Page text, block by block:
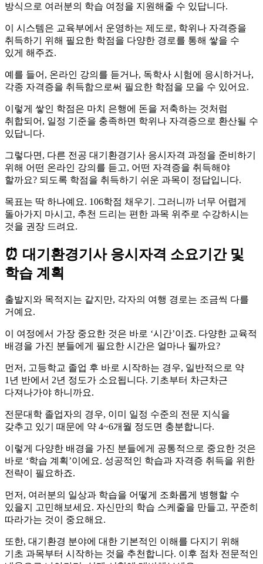
방식으로 여러분의 학습 여정을 지원해줄 수 있답니다.
이 시스템은 교육부에서 운영하는 제도로, 학위나 자격증을
취득하기 위해 필요한 학점을 다양한 경로를 통해 쌓을 수
있게 해주죠.
예를 들어, 온라인 강의를 듣거나, 독학사 시험에 응시하거나,
각종 자격증을 취득함으로써 필요한 학점을 모을 수 있어요.
이렇게 쌓인 학점은 마치 은행에 돈을 저축하는 것처럼
취합되어, 일정 기준을 충족하면 학위나 자격증으로 환산될 수
있답니다.
그렇다면, 다른 전공 대기환경기사 응시자격 과정을 준비하기
위해 어떤 온라인 강의를 듣고, 어떤 자격증을 취득해야
할까요? 되도록 학점을 취득하기 쉬운 과목이 정답입니다.
목표는 딱 하나예요. 106학점 채우기. 그러니까 너무 어렵게
돌아가지 마시고, 추천 드리는 편한 과목 위주로 수강하시는
것을 권장 드려요.
⏰ 대기환경기사 응시자격 소요기간 및
학습 계획
출발지와 목적지는 같지만, 각자의 여행 경로는 조금씩 다를
거예요.
이 여정에서 가장 중요한 것은 바로 ‘시간’이죠. 다양한 교육적
배경을 가진 분들에게 필요한 시간은 얼마나 될까요?
먼저, 고등학교 졸업 후 바로 시작하는 경우, 일반적으로 약
1년 반에서 2년 정도가 소요됩니다. 기초부터 차근차근
다져나가야 하니까요.
전문대학 졸업자의 경우, 이미 일정 수준의 전문 지식을
갖추고 있기 때문에 약 4~6개월 정도면 충분합니다.
이렇게 다양한 배경을 가진 분들에게 공통적으로 중요한 것은
바로 ‘학습 계획’이에요. 성공적인 학습과 자격증 취득을 위한
전략이 필요하죠.
먼저, 여러분의 일상과 학습을 어떻게 조화롭게 병행할 수
있을지 고민해보세요. 자신만의 학습 스케줄을 만들고, 꾸준히
따라가는 것이 중요해요.
또한, 대기환경 분야에 대한 기본적인 이해를 다지기 위해
기초 과목부터 시작하는 것을 추천합니다. 이후 점차 전문적인